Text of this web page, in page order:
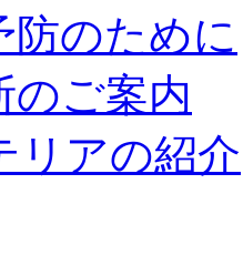
防のために
のご案内
リアの紹介